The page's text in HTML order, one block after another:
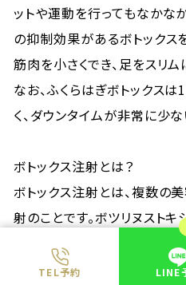
TEL予約 LINE
ットや運動を行ってもなかな
の抑制効果があるボトックス
筋肉を小さくでき、足をスリム
なお、ふくらはぎボトックス
く、ダウンタイムが非常に少
ボトックス注射とは？
ボトックス注射とは、複数の
射のことです。ボツリヌスト
で、筋肉の収縮を抑制する働
きたり、筋肉のボリュームを